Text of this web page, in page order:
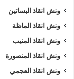
ونش انقاذ البساتين
ونش انقاذ الماظة
ونش انقاذ المنيب
ونش انقاذ المنصورة
ونش انقاذ العجمي